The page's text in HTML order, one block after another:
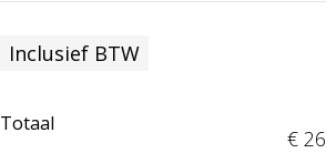
Inclusief BTW
Totaal
€ 26